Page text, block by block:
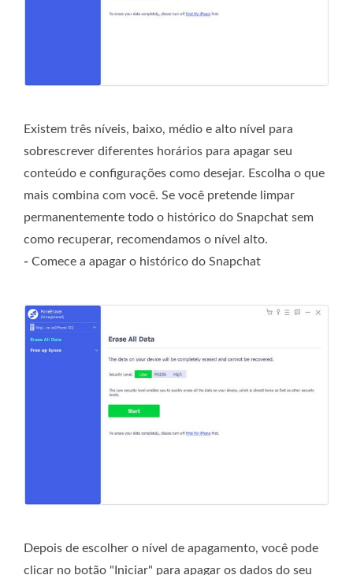
Existem três níveis, baixo, médio e alto nível para
sobrescrever diferentes horários para apagar seu
conteúdo e configurações como desejar. Escolha o que
mais combina com você. Se você pretende limpar
permanentemente todo o histórico do Snapchat sem
como recuperar, recomendamos o nível alto.
- Comece a apagar o histórico do Snapchat
Depois de escolher o nível de apagamento, você pode
clicar no botão "Iniciar" para apagar os dados do seu